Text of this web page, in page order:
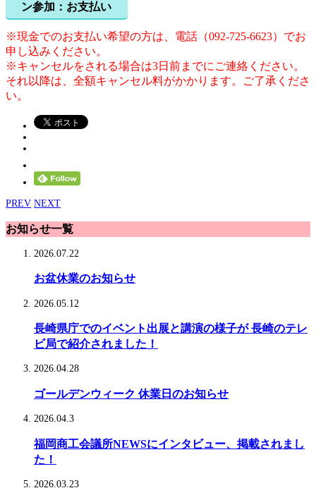
ン参加：お支払い
※現金でのお支払い希望の方は、電話（092-725-6623）でお
申し込みください。
※キャンセルをされる場合は3日前までにご連絡ください。
それ以降は、全額キャンセル料がかかります。ご了承くださ
い。
PREV NEXT
お知らせ一覧
2026.07.22
お盆休業のお知らせ
2026.05.12
長崎県庁でのイベント出展と講演の様子が 長崎のテレ
ビ局で紹介されました！
2026.04.28
ゴールデンウィーク 休業日のお知らせ
2026.04.3
福岡商工会議所NEWSにインタビュー、掲載されまし
た！
2026.03.23